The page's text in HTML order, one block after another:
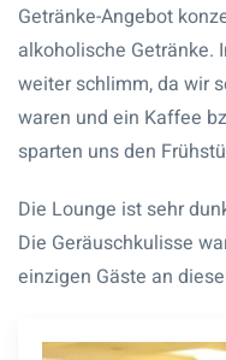
Getränke-Angebot
alkoholische Getränke.
weiter schlimm, da wir
waren und ein Kaffee
sparten uns den
Die Lounge ist sehr
Die Geräuschkulisse
einzigen Gäste an